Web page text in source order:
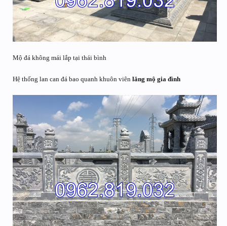
Mộ đá không mái lắp tại thái bình
Hệ thống lan can đá bao quanh khuôn viên lăng mộ gia đình